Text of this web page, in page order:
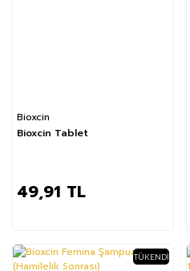
Bioxcin
Bioxcin Tablet
49,91 TL
TÜKENDI